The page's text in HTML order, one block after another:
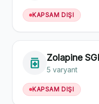
KAPSAM DIŞI
medication Zolapine
5 varyant
KAPSAM DIŞI